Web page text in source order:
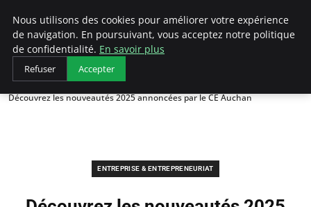
LECFCM
Accueil
Entreprise & Entrepreneuriat
Découvrez les nouveautés 2025 annoncées par le CE Auchan
ENTREPRISE & ENTREPRENEURIAT
Nous utilisons des cookies pour améliorer votre expérience
de navigation. En poursuivant, vous acceptez notre politique
de confidentialité. En savoir plus
Refuser Accepter